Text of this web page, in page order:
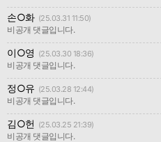
손○화 (25.03.31 11:50)
비공개 댓글입니다.
이○영 (25.03.30 18:36)
비공개 댓글입니다.
정○유 (25.03.28 12:44)
비공개 댓글입니다.
김○헌 (25.03.25 21:39)
비공개 댓글입니다.